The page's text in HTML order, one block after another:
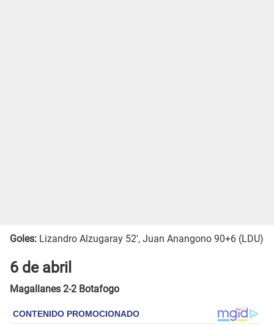
Goles: Lizandro Alzugaray 52', Juan Anangono 90+6 (LDU)
6 de abril
Magallanes 2-2 Botafogo